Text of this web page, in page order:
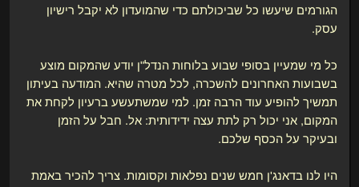
הגורמים שיעשו כל שביכולתם כדי שהמועדון לא יקבל רישיון
עסק.
כל מי שמעיין בסופי שבוע בלוחות הנדל"ן יודע שהמקום מוצע
בשבועות האחרונים להשכרה, לכל מטרה שהיא. המודעה בעיתון
תמשיך להופיע עוד הרבה זמן. למי שמשתעשע ברעיון לקחת את
המקום, אני יכול רק לתת עצה ידידותית: אל. חבל על הזמן
ובעיקר על הכסף שלכם.
היו לנו בדאנג'ן חמש שנים נפלאות וקסומות. צריך להכיר באמת